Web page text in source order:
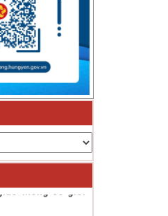
nghỉ Tết Nguyên
nghỉ Tết Nguyên
2024
Lễ Quốc khánh
công tác đăng
thông cơ giới
làm việc mùa